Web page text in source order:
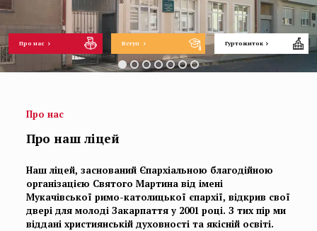
Про нас Вступ Гуртожиток
Про нас
Про наш ліцей
Наш ліцей, заснований Єпархіальною благодійною
організацією Святого Мартина від імені
Мукачівської римо-католицької єпархії, відкрив свої
двері для молоді Закарпаття у 2001 році. З тих пір ми
віддані християнській духовності та якісній освіті.